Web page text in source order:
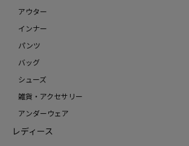
アウター
インナー
パンツ
バッグ
シューズ
雑貨・アクセサリー
アンダーウェア
レディース